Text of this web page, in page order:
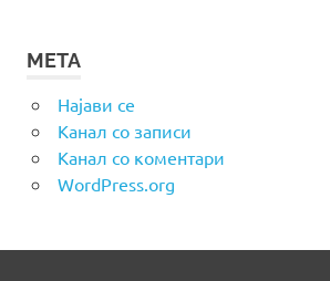
МЕТА
Најави се
Канал со записи
Канал со коментари
WordPress.org